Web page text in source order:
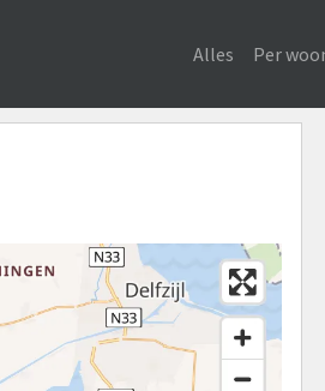
Alles Per